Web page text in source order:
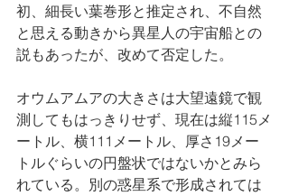
初、細長い葉巻形と推定され、不自然
と思える動きから異星人の宇宙船との
説もあったが、改めて否定した。
オウムアムアの大きさは大望遠鏡で観
測してもはっきりせず、現在は縦115メ
ートル、横111メートル、厚さ19メー
トルぐらいの円盤状ではないかとみら
れている。別の惑星系で形成されては